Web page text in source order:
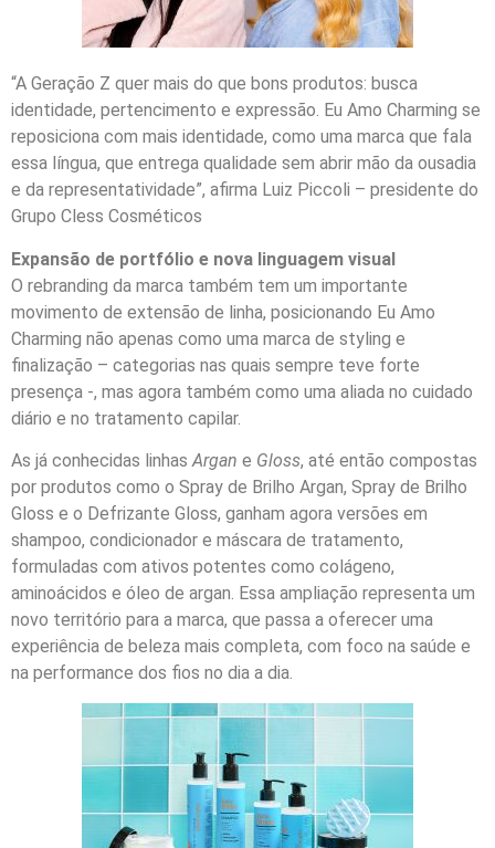
“A Geração Z quer mais do que bons produtos: busca
identidade, pertencimento e expressão. Eu Amo Charming se
reposiciona com mais identidade, como uma marca que fala
essa língua, que entrega qualidade sem abrir mão da ousadia
e da representatividade”, afirma Luiz Piccoli – presidente do
Grupo Cless Cosméticos
Expansão de portfólio e nova linguagem visual
O rebranding da marca também tem um importante
movimento de extensão de linha, posicionando Eu Amo
Charming não apenas como uma marca de styling e
finalização – categorias nas quais sempre teve forte
presença -, mas agora também como uma aliada no cuidado
diário e no tratamento capilar.
As já conhecidas linhasArgan e Gloss, até então compostas
por produtos como o Spray de Brilho Argan, Spray de Brilho
Gloss e o Defrizante Gloss, ganham agora versões em
shampoo, condicionador e máscara de tratamento,
formuladas com ativos potentes como colágeno,
aminoácidos e óleo de argan. Essa ampliação representa um
novo território para a marca, que passa a oferecer uma
experiência de beleza mais completa, com foco na saúde e
na performance dos fios no dia a dia.